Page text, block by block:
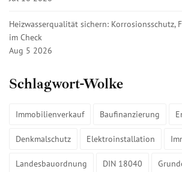
Heizwasserqualität sichern: Korrosionsschutz,
im Check
Aug 5 2026
Schlagwort-Wolke
Immobilienverkauf Baufinanzierung
Denkmalschutz Elektroinstallation
Landesbauordnung DIN 18040